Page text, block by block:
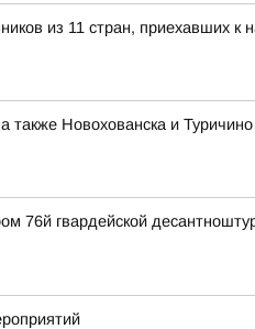
из 11 стран, приехавших к
Новохованска и
76й гвардейской